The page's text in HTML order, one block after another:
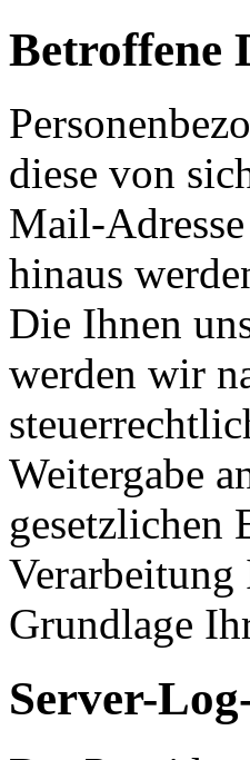
Betroffene
diese von
Mail-
hinaus
Die Ihnen
werden wir
Weitergabe
gesetzlichen
Verarbeitung
Grundlage
Server-